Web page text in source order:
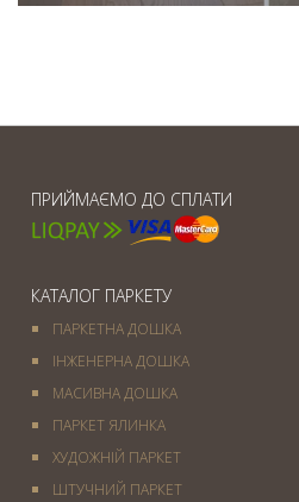
ПРИЙМАЄМО ДО СПЛАТИ
КАТАЛОГ ПАРКЕТУ
ПАРКЕТНА ДОШКА
ІНЖЕНЕРНА ДОШКА
МАСИВНА ДОШКА
ПАРКЕТ ЯЛИНКА
ХУДОЖНІЙ ПАРКЕТ
ШТУЧНИЙ ПАРКЕТ